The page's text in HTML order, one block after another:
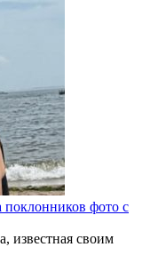
поклонников фото с
известная своим